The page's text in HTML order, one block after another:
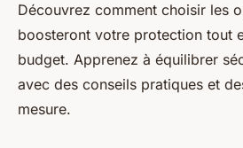
Découvrez comment choisir les
boosteront votre protection tout
budget. Apprenez à équilibrer
avec des conseils pratiques et
mesure.